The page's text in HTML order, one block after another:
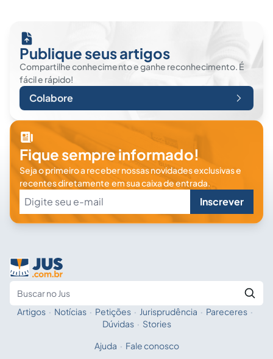
Publique seus artigos
Compartilhe conhecimento e ganhe reconhecimento. É
fácil e rápido!
Colabore
Fique sempre informado!
Seja o primeiro a receber nossas novidades exclusivas e
recentes diretamente em sua caixa de entrada.
Inscrever
Fale com a IA
Artigos · Notícias · Petições · Jurisprudência · Pareceres ·
Dúvidas · Stories
Ajuda · Fale conosco